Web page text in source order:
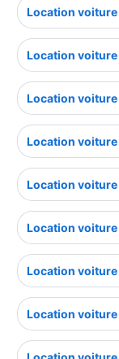
Location voiture
Location
Location
Location
Location voiture
Location
Location
Location voiture